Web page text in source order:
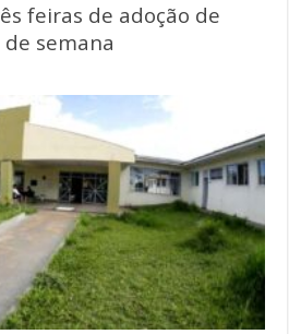
feiras de adoção de
semana